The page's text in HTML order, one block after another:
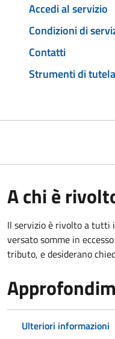
Accedi al servizio
Condizioni di
Contatti
Strumenti di tutela
A chi è
Il servizio è rivolto a tutti
versato somme in
tributo, e desiderano
Ulteriori informazioni